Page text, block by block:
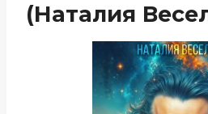
(Наталия